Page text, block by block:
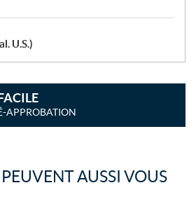
U.S.)
APPROBATION
AUSSI VOUS